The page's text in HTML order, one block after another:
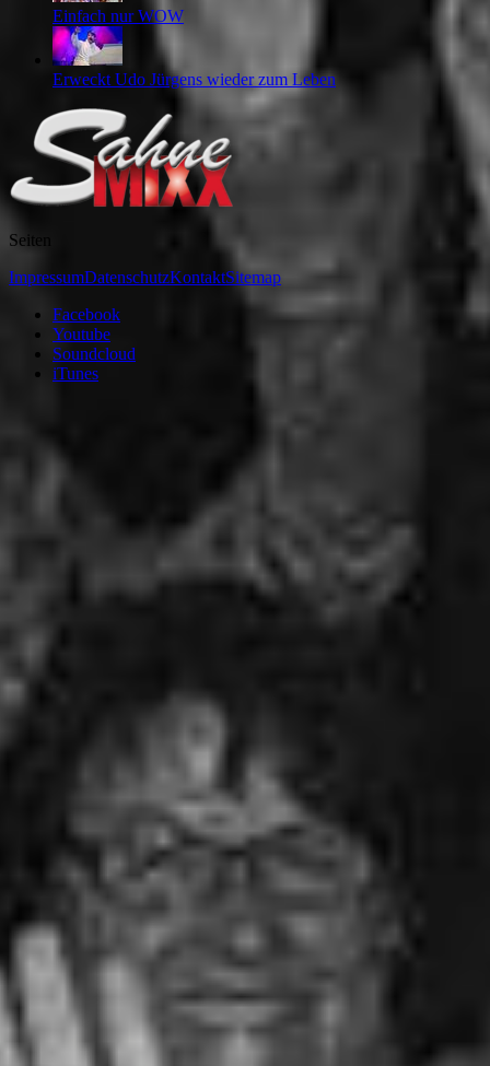
Einfach nur WOW
Erweckt Udo Jürgens wieder zum Leben
Seiten
ImpressumDatenschutzKontaktSitemap
Facebook
Youtube
Soundcloud
iTunes